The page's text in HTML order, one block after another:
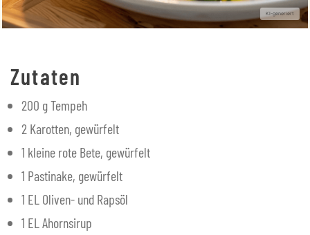
Zutaten
200 g Tempeh
2 Karotten, gewürfelt
1 kleine rote Bete, gewürfelt
1 Pastinake, gewürfelt
1 EL Oliven- und Rapsöl
1 EL Ahornsirup